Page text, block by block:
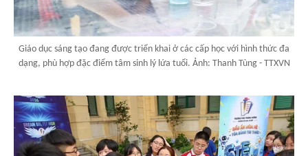
Giáo dục sáng tạo đang được triển khai ở các cấp học với hình thức đa
dạng, phù hợp đặc điểm tâm sinh lý lứa tuổi. Ảnh: Thanh Tùng - TTXVN